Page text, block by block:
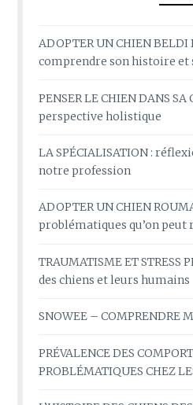
ADOPTER UN CHIEN BELDI
comprendre son histoire et
PENSER LE CHIEN DANS
perspective holistique
LA SPÉCIALISATION :
notre profession
ADOPTER UN CHIEN
problématiques qu’on
TRAUMATISME ET STRESS
des chiens et leurs humains
SNOWEE – COMPRENDRE
PRÉVALENCE DES
PROBLÉMATIQUES CHEZ